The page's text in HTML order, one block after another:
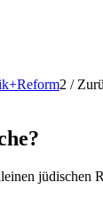
2 /
jüdischen